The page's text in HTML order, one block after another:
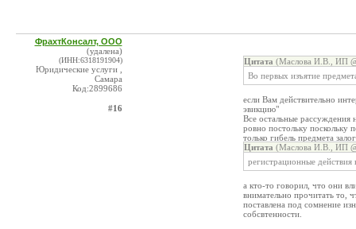
ФрахтКонсалт, ООО
(удалена)
(ИНН:6318191904)
Юридические услуги ,
Самара
Код:2899686
#16
Цитата (Маслова И.В., ИП
Во первых изъятие
если Вам действительно
эвикцию"
Все остальные рассуждения
ровно постольку поскольку
только гибель предмета
Цитата (Маслова И.В., ИП
регистрационные
а кто-то говорил, что они
внимательно прочитать то,
поставлена под сомнение
собсвтенности.